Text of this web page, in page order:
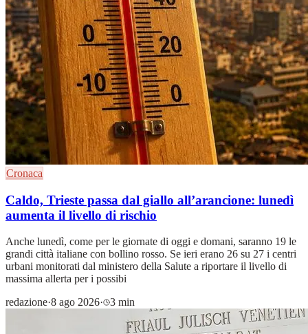
Cronaca
Caldo, Trieste passa dal giallo all’arancione: lunedì
aumenta il livello di rischio
Anche lunedì, come per le giornate di oggi e domani, saranno 19 le
grandi città italiane con bollino rosso. Se ieri erano 26 su 27 i centri
urbani monitorati dal ministero della Salute a riportare il livello di
massima allerta per i possibi
redazione·8 ago 2026· 3 min